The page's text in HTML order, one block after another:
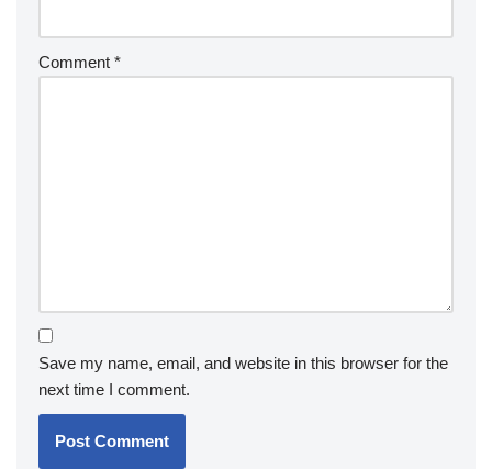
Comment *
Save my name, email, and website in this browser for the
next time I comment.